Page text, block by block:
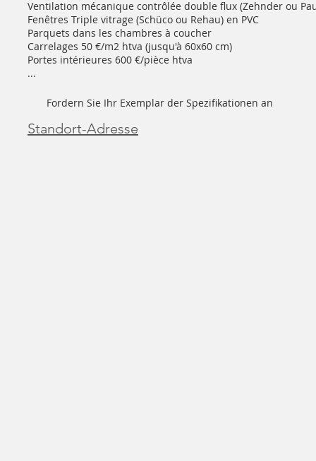
Ventilation mécanique contrôlée double flux (Zehnder ou
Fenêtres Triple vitrage (Schüco ou Rehau) en PVC
Parquets dans les chambres à coucher
Carrelages 50 €/m2 htva (jusqu'à 60x60 cm)
Portes intérieures 600 €/pièce htva
...
Fordern Sie Ihr Exemplar der Spezifikationen an
Standort-Adresse